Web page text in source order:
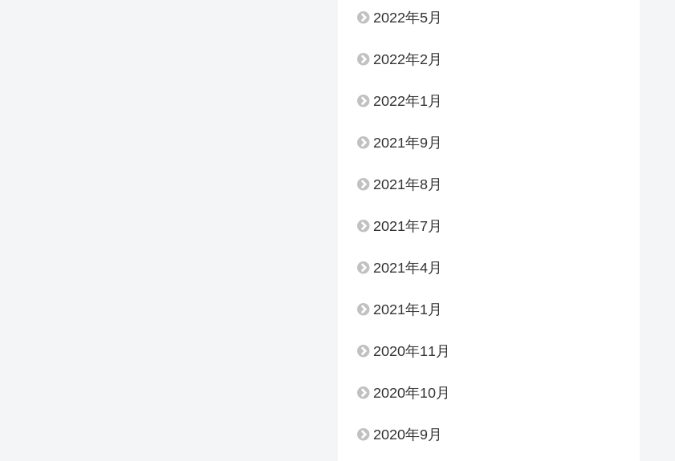
2022年5月
2022年2月
2022年1月
2021年9月
2021年8月
2021年7月
2021年4月
2021年1月
2020年11月
2020年10月
2020年9月